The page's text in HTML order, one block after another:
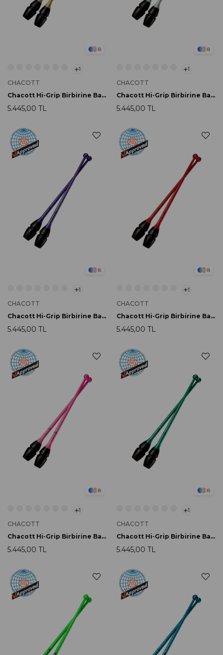
8
1
CHACOTT
Chacott Hi-Grip Birbirine Bağlanabilir Labut 45.5cm 199 Gold
5.445,00 TL
8
1
CHACOTT
Chacott Hi-Grip Birbirine Bağlanabilir Labut 45.5cm 198 Silver
5.445,00 TL
8
1
CHACOTT
Chacott Hi-Grip Birbirine Bağlanabilir Labut 45.5cm 174 Violet
5.445,00 TL
8
1
CHACOTT
Chacott Hi-Grip Birbirine Bağlanabilir Labut 45.5cm 158 Garnet
5.445,00 TL
8
1
CHACOTT
Chacott Hi-Grip Birbirine Bağlanabilir Labut 45.5cm 143 Pink
5.445,00 TL
8
1
CHACOTT
Chacott Hi-Grip Birbirine Bağlanabilir Labut 45.5cm 137 Emerald Green
5.445,00 TL